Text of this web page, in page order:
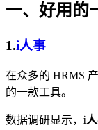
一、好用的
1.i人事
在众多的 HRMS
的一款工具。
数据调研显示， i